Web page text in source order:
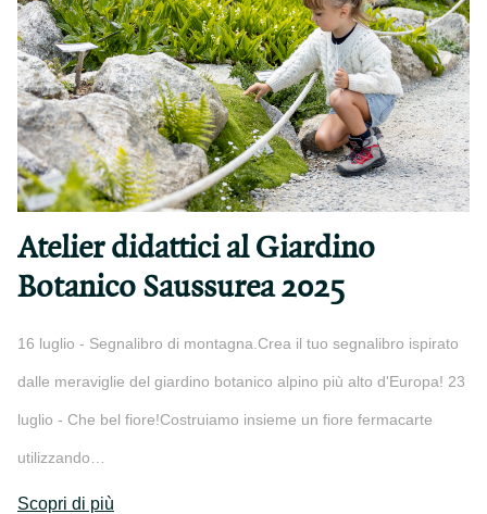
Atelier didattici al Giardino
Botanico Saussurea 2025
16 luglio - Segnalibro di montagna.Crea il tuo segnalibro ispirato
dalle meraviglie del giardino botanico alpino più alto d'Europa! 23
luglio - Che bel fiore!Costruiamo insieme un fiore fermacarte
utilizzando…
Scopri di più